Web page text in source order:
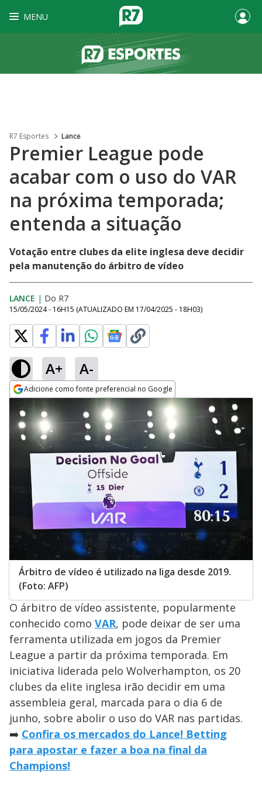
MENU
R7 Esportes Lance
Premier League pode
acabar com o uso do VAR
na próxima temporada;
entenda a situação
Votação entre clubes da elite inglesa deve decidir
pela manutenção do árbitro de vídeo
LANCE | Do R7
15/05/2024 - 16H15 (ATUALIZADO EM 17/04/2025 - 18H03)
A+ A-
Adicione como fonte preferencial no Google
Opens in new window
Árbitro de vídeo é utilizado na liga desde 2019.
(Foto: AFP)
O árbitro de vídeo assistente, popularmente
conhecido como VAR, pode deixar de ser uma
ferramenta utilizada em jogos da Premier
League a partir da próxima temporada. Em
iniciativa liderada pelo Wolverhampton, os 20
clubes da elite inglesa irão decidir em uma
assembleia geral, marcada para o dia 6 de
junho, sobre abolir o uso do VAR nas partidas.
➡️ Confira os mercados do Lance! Betting
para apostar e fazer a boa na final da
Champions!